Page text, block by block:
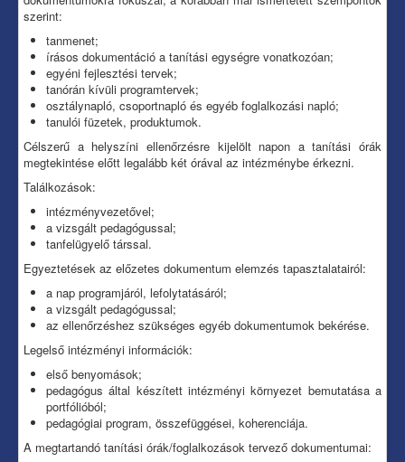
szerint:
tanmenet;
írásos dokumentáció a tanítási egységre vonatkozóan;
egyéni fejlesztési tervek;
tanórán kívüli programtervek;
osztálynapló, csoportnapló és egyéb foglalkozási napló;
tanulói füzetek, produktumok.
Célszerű a helyszíni ellenőrzésre kijelölt napon a tanítási órák
megtekintése előtt legalább két órával az intézménybe érkezni.
Találkozások:
intézményvezetővel;
a vizsgált pedagógussal;
tanfelügyelő társsal.
Egyeztetések az előzetes dokumentum elemzés tapasztalatairól:
a nap programjáról, lefolytatásáról;
a vizsgált pedagógussal;
az ellenőrzéshez szükséges egyéb dokumentumok bekérése.
Legelső intézményi információk:
első benyomások;
pedagógus által készített intézményi környezet bemutatása a
portfólióból;
pedagógiai program, összefüggései, koherenciája.
A megtartandó tanítási órák/foglalkozások tervező dokumentumai: